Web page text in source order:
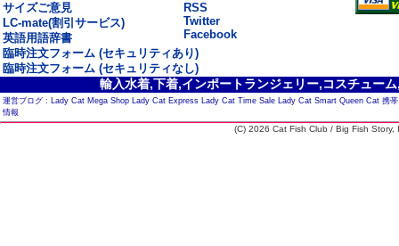
サイズご意見
LC-mate(割引サービス)
英語用語辞書
RSS
Twitter
Facebook
臨時注文フォーム (セキュリティあり)
臨時注文フォーム (セキュリティなし)
輸入水着,下着,インポートランジェリー,コスチュー
運営ブログ : Lady Cat Mega Shop Lady Cat Express Lady Cat Time Sale Lady Cat Smart Queen Cat 携
情報
(C) 2026 Cat Fish Club / Big Fish Story,